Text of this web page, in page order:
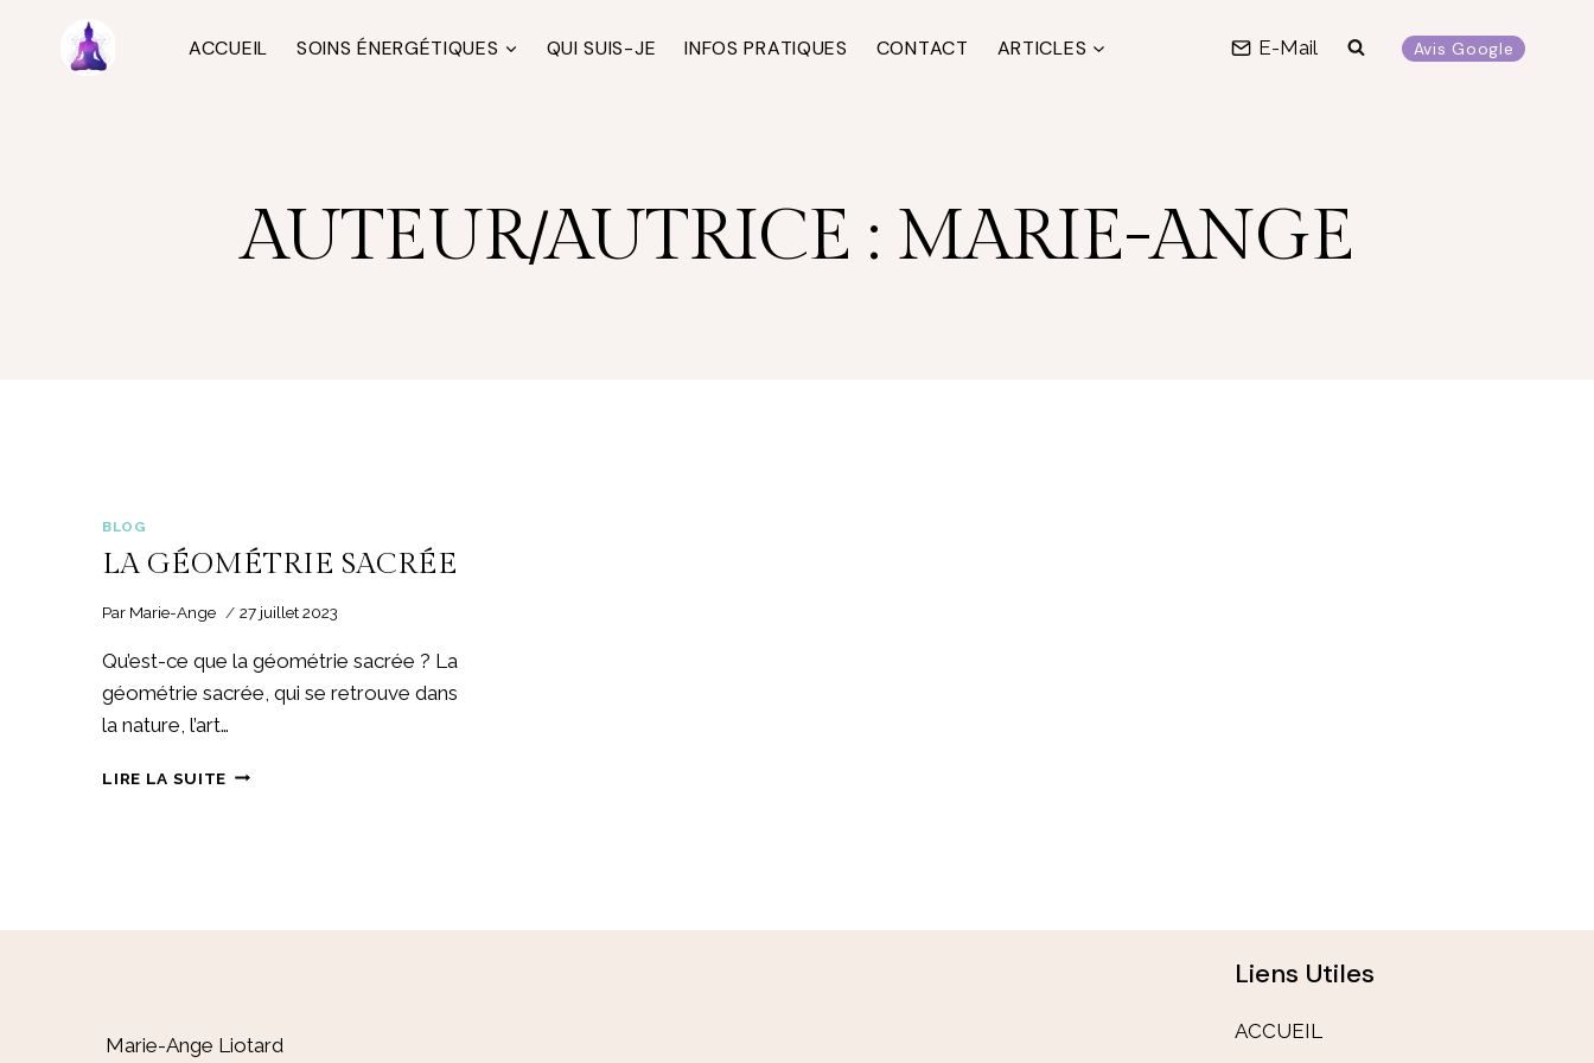
ACCUEIL SOINS ÉNERGÉTIQUES QUI SUIS-JE INFOS PRATIQUES CONTACT ARTICLES E-Mail Avis Google
AUTEUR/AUTRICE : MARIE-ANGE
BLOG
LA GÉOMÉTRIE SACRÉE
Par Marie-Ange 27 juillet 2023
Qu’est-ce que la géométrie sacrée ? La
géométrie sacrée, qui se retrouve dans
la nature, l’art…
LIRE LA SUITE LA
Marie-Ange Liotard
Liens Utiles
ACCUEIL